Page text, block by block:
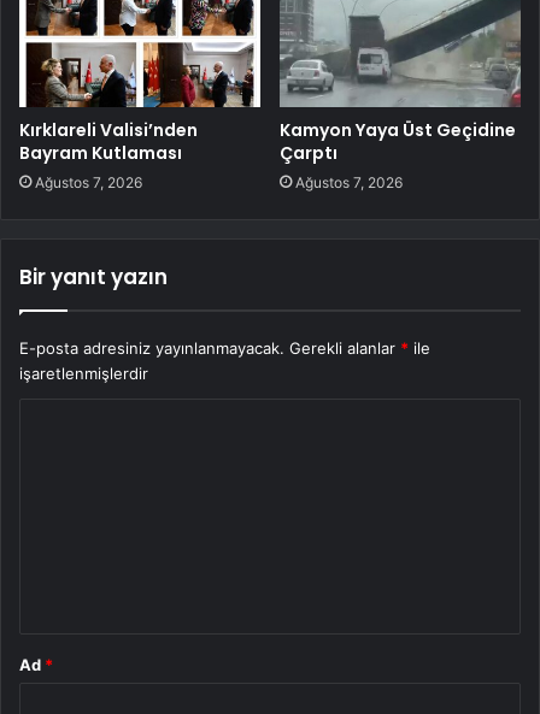
Kırklareli Valisi’nden
Bayram Kutlaması
Ağustos 7, 2026
Kamyon Yaya Üst Geçidine
Çarptı
Ağustos 7, 2026
Bir yanıt yazın
E-posta adresiniz yayınlanmayacak. Gerekli alanlar * ile
işaretlenmişlerdir
Ad *